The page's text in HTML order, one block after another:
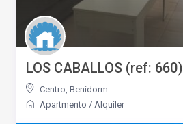
LOS CABALLOS (ref: 660)
Centro,Benidorm
Apartmento /Alquiler